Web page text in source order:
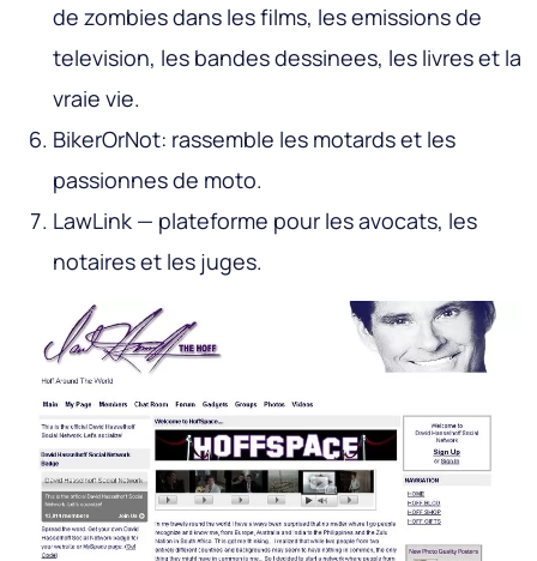
de zombies dans les films, les emissions de
television, les bandes dessinees, les livres et la
vraie vie.
BikerOrNot: rassemble les motards et les
passionnes de moto.
LawLink — plateforme pour les avocats, les
notaires et les juges.